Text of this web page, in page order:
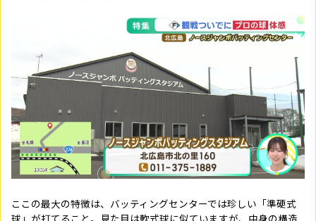
ここの最大の特徴は、バッティングセンターでは珍しい「準硬式
球」が打てること。見た目は軟式球に似ていますが、中身の構造